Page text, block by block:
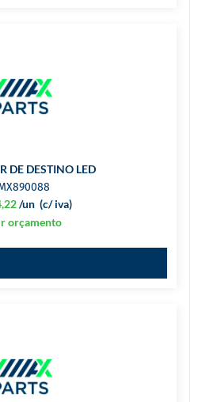
DE DESTINO LED
(c/ iva)
/un
orçamento